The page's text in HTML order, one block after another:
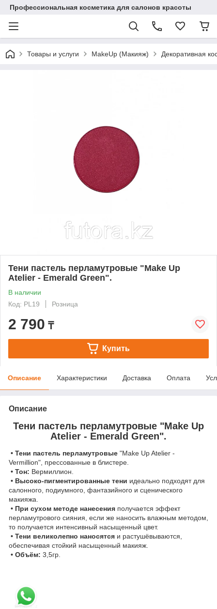
Профессиональная косметика для салонов красоты
Товары и услуги MakeUp (Макияж) Декоративная
Тени пастель перламутровые "Make Up
Atelier - Emerald Green".
В наличии
Код: PL19
Розница
2 790 ₸
Купить
Описание Характеристики Доставка Оплата
Описание
Тени пастель перламутровые "Make Up
Atelier - Emerald Green".
• Тени пастель перламутровые "Make Up Atelier -
Vermillion", прессованные в блистере.
• Тон: Вермиллион.
• Высоко-пигментированные тени идеально подходят для
салонного, подиумного, фантазийного и сценического
макияжа.
• При сухом методе нанесения получается эффект
перламутрового сияния, если же наносить влажным методом,
то получается интенсивный насыщенный цвет.
• Тени великолепно наносятся и растушёвываются,
обеспечивая стойкий насыщенный макияж.
• Объём: 3,5гр.